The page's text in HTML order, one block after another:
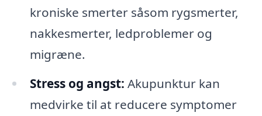
kroniske smerter såsom rygsmerter,
nakkesmerter, ledproblemer og
migræne.
Stress og angst: Akupunktur kan
medvirke til at reducere symptomer